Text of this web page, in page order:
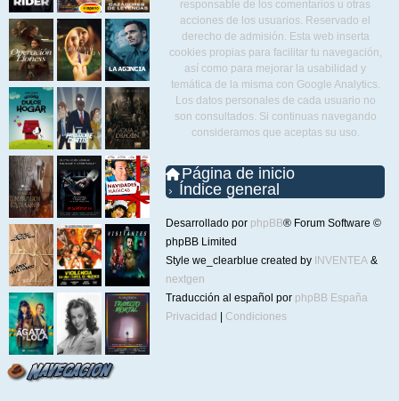
responsable de los comentarios u otras
acciones de los usuarios. Reservado el
derecho de admisión. Esta web inserta
cookies propias para facilitar tu navegación,
así como para mejorar la usabilidad y
temática de la misma con Google Analytics.
Los datos personales de cada usuario no
son consultados. Si continuas navegando
consideramos que aceptas su uso.
Página de inicio
Índice general
Desarrollado por phpBB® Forum Software ©
phpBB Limited
Style we_clearblue created by INVENTEA &
nextgen
Traducción al español por phpBB España
Privacidad
Condiciones